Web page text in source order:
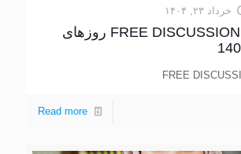
خرداد ۲۳, ۱۴۰۴
شروع دوره FREE DISCUSSION روزهای
Read more